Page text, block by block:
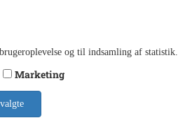
om Kalveboderne.
og til indsamling af statistik.
Marketing